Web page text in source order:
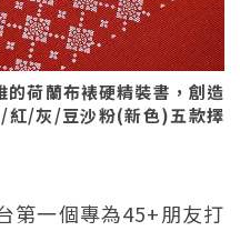
荷蘭布裱硬精裝書，創造
紅/灰/豆沙粉(新色)五款擇
第一個專為45+朋友打